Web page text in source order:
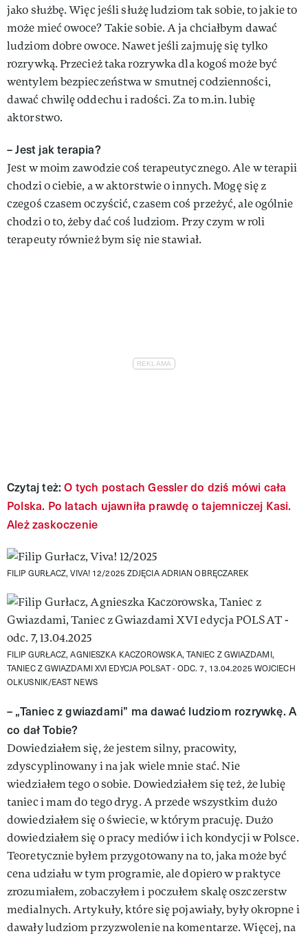
jako służbę. Więc jeśli służę ludziom tak sobie, to jakie to
może mieć owoce? Takie sobie. A ja chciałbym dawać
ludziom dobre owoce. Nawet jeśli zajmuję się tylko
rozrywką. Przecież taka rozrywka dla kogoś może być
wentylem bezpieczeństwa w smutnej codzienności,
dawać chwilę oddechu i radości. Za to m.in. lubię
aktorstwo.
– Jest jak terapia?
Jest w moim zawodzie coś terapeutycznego. Ale w terapii
chodzi o ciebie, a w aktorstwie o innych. Mogę się z
czegoś czasem oczyścić, czasem coś przeżyć, ale ogólnie
chodzi o to, żeby dać coś ludziom. Przy czym w roli
terapeuty również bym się nie stawiał.
Czytaj też:O tych postach Gessler do dziś mówi cała
Polska. Po latach ujawniła prawdę o tajemniczej Kasi.
Ależ zaskoczenie
FILIP GURŁACZ, VIVA! 12/2025 ZDJĘCIA ADRIAN OBRĘCZAREK
FILIP GURŁACZ, AGNIESZKA KACZOROWSKA, TANIEC Z GWIAZDAMI,
TANIEC Z GWIAZDAMI XVI EDYCJA POLSAT - ODC. 7, 13.04.2025 WOJCIECH
OLKUSNIK/EAST NEWS
– „Taniec z gwiazdami” ma dawać ludziom rozrywkę. A
co dał Tobie?
Dowiedziałem się, że jestem silny, pracowity,
zdyscyplinowany i na jak wiele mnie stać. Nie
wiedziałem tego o sobie. Dowiedziałem się też, że lubię
taniec i mam do tego dryg. A przede wszystkim dużo
dowiedziałem się o świecie, w którym pracuję. Dużo
dowiedziałem się o pracy mediów i ich kondycji w Polsce.
Teoretycznie byłem przygotowany na to, jaka może być
cena udziału w tym programie, ale dopiero w praktyce
zrozumiałem, zobaczyłem i poczułem skalę oszczerstw
medialnych. Artykuły, które się pojawiały, były okropne i
dawały ludziom przyzwolenie na komentarze. Więcej, na